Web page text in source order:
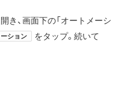
き、画面下の「オートメーシ
ション をタップ。続いて